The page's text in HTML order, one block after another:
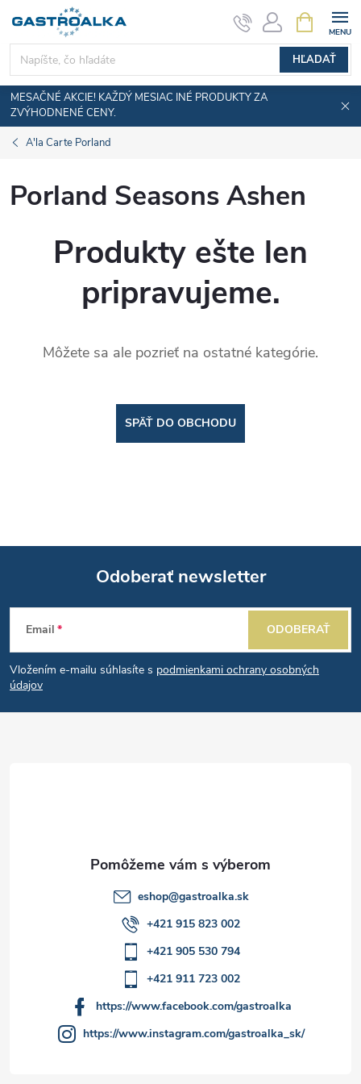
obsah
HĽADAŤ
KOŠÍK
MESAČNÉ AKCIE! KAŽDÝ MESIAC INÉ PRODUKTY ZA
ZVÝHODNENÉ CENY.
A'la Carte Porland
Porland Seasons Ashen
Produkty ešte len
pripravujeme.
Môžete sa ale pozrieť na ostatné kategórie.
SPÄŤ DO OBCHODU
Z
á
p
Odoberať newsletter
Email
Vložením e-mailu súhlasíte s podmienkami ochrany osobných
údajov
ODOBERAŤ
eshop@gastroalka.sk
+421 915 823 002
+421 905 530 794
+421 911 723 002
https://www.facebook.com/gastroalka
https://www.instagram.com/gastroalka_sk/